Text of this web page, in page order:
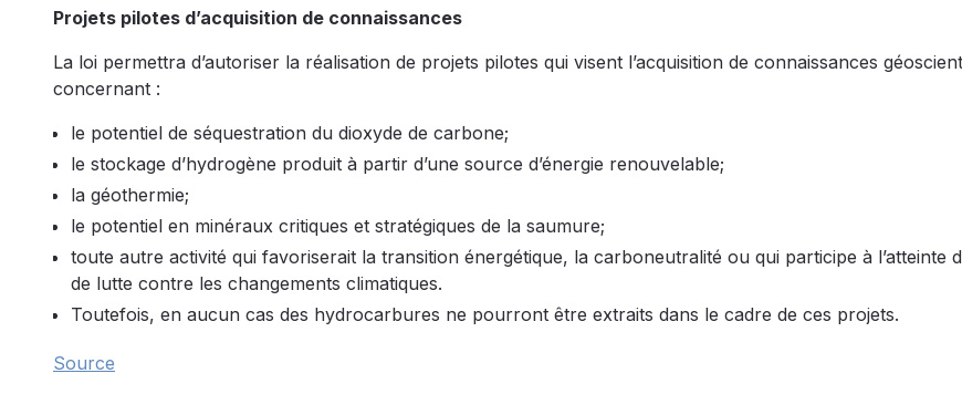
Projets pilotes d’acquisition de connaissances
La loi permettra d’autoriser la réalisation de projets pilotes qui visent l’acquisition de connaissances
concernant :
le potentiel de séquestration du dioxyde de carbone;
le stockage d’hydrogène produit à partir d’une source d’énergie renouvelable;
la géothermie;
le potentiel en minéraux critiques et stratégiques de la saumure;
toute autre activité qui favoriserait la transition énergétique, la carboneutralité ou qui participe à l’atteinte
de lutte contre les changements climatiques.
Toutefois, en aucun cas des hydrocarbures ne pourront être extraits dans le cadre de ces projets.
Source